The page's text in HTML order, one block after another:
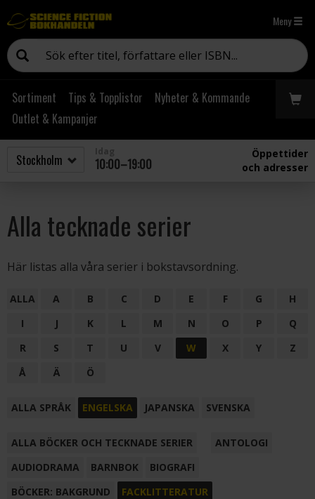
Meny
Sortiment Tips & Topplistor
Nyheter & Kommande
Outlet & Kampanjer
10:00–19:00
Öppettider
och adresser
Alla tecknade serier
Här listas alla våra serier i bokstavsordning.
ALLA A B C D E F G
H
I
J K L M N O P
Q
R
S T U V W X Y
Z
Å
Ä Ö
ALLA SPRÅK ENGELSKA JAPANSKA SVENSKA
ALLA BÖCKER OCH TECKNADE SERIER
ANTOLOGI
AUDIODRAMA
BARNBOK
BIOGRAFI
BÖCKER: BAKGRUND
FACKLITTERATUR